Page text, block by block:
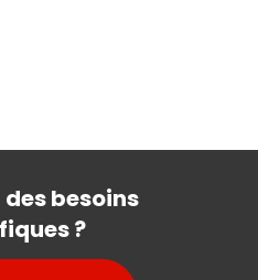
besoins
?